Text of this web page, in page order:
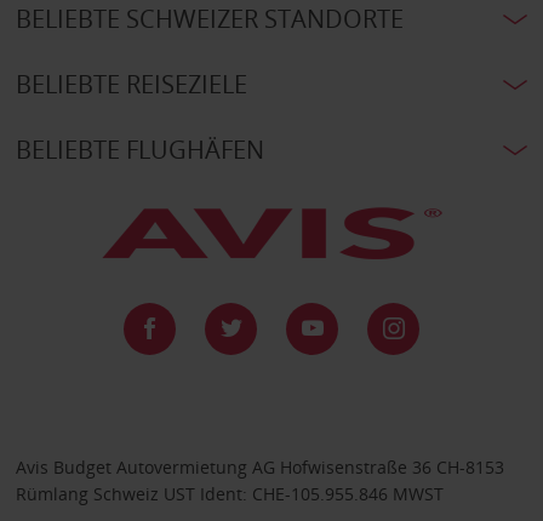
BELIEBTE SCHWEIZER STANDORTE
BELIEBTE REISEZIELE
BELIEBTE FLUGHÄFEN
Avis Budget Autovermietung AG Hofwisenstraße 36 CH-8153
Rümlang Schweiz UST Ident: CHE-105.955.846 MWST